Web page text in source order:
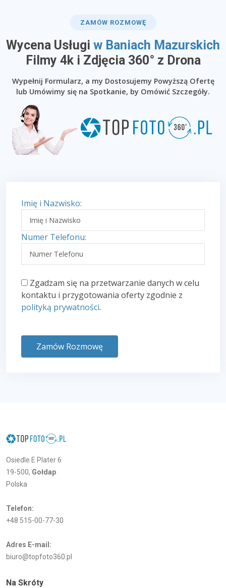
ZAMÓW ROZMOWĘ
Wycena Usługi w Baniach Mazurskich
​Filmy 4k i Zdjęcia 360° z Drona
Wypełnij Formularz, a my Dostosujemy Powyższą Ofertę
lub Umówimy się na Spotkanie, by Omówić Szczegóły.
Imię i Nazwisko:
Numer Telefonu:
Zgadzam się na przetwarzanie danych w celu
kontaktu i przygotowania oferty zgodnie z
polityką prywatności.
Zamów Rozmowę
Osiedle E Plater 6
19-500, Gołdap
Polska
Telefon:
+48 515-00-77-30
Adres E-mail:
biuro@topfoto360.pl
Na Skróty